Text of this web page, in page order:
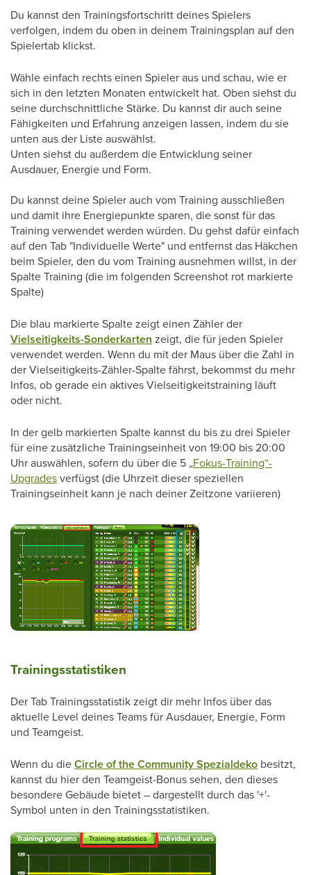
Du kannst den Trainingsfortschritt deines Spielers
verfolgen, indem du oben in deinem Trainingsplan auf den
Spielertab klickst.
Wähle einfach rechts einen Spieler aus und schau, wie er
sich in den letzten Monaten entwickelt hat. Oben siehst du
seine durchschnittliche Stärke. Du kannst dir auch seine
Fähigkeiten und Erfahrung anzeigen lassen, indem du sie
unten aus der Liste auswählst.
Unten siehst du außerdem die Entwicklung seiner
Ausdauer, Energie und Form.
Du kannst deine Spieler auch vom Training ausschließen
und damit ihre Energiepunkte sparen, die sonst für das
Training verwendet werden würden. Du gehst dafür einfach
auf den Tab "Individuelle Werte" und entfernst das Häkchen
beim Spieler, den du vom Training ausnehmen willst, in der
Spalte Training (die im folgenden Screenshot rot markierte
Spalte)
Die blau markierte Spalte zeigt einen Zähler der
Vielseitigkeits-Sonderkarten zeigt, die für jeden Spieler
verwendet werden. Wenn du mit der Maus über die Zahl in
der Vielseitigkeits-Zähler-Spalte fährst, bekommst du mehr
Infos, ob gerade ein aktives Vielseitigkeitstraining läuft
oder nicht.
In der gelb markierten Spalte kannst du bis zu drei Spieler
für eine zusätzliche Trainingseinheit von 19:00 bis 20:00
Uhr auswählen, sofern du über die 5 „Fokus-Training“-
Upgradesverfügst (die Uhrzeit dieser speziellen
Trainingseinheit kann je nach deiner Zeitzone variieren)
Trainingsstatistiken
Der Tab Trainingsstatistik zeigt dir mehr Infos über das
aktuelle Level deines Teams für Ausdauer, Energie, Form
und Teamgeist.
Wenn du dieCircle of the Community Spezialdeko besitzt,
kannst du hier den Teamgeist-Bonus sehen, den dieses
besondere Gebäude bietet – dargestellt durch das '+'-
Symbol unten in den Trainingsstatistiken.